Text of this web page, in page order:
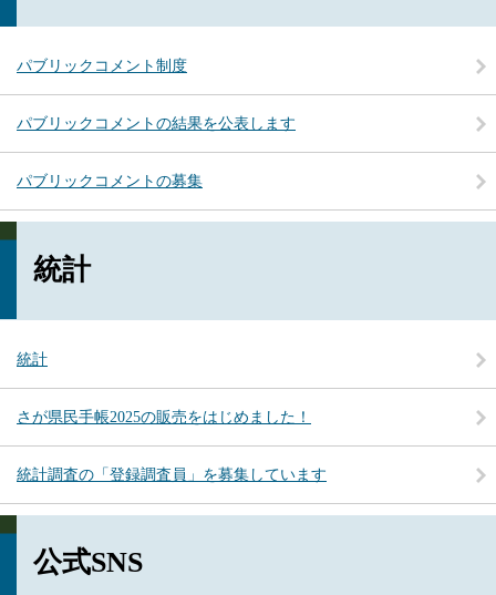
パブリックコメント制度
パブリックコメントの結果を公表します
パブリックコメントの募集
統計
統計
さが県民手帳2025の販売をはじめました！
統計調査の「登録調査員」を募集しています
公式SNS